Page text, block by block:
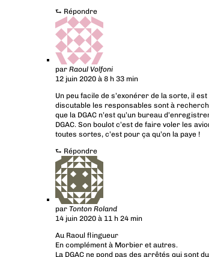
⮑ Répondre
par Raoul Volfoni
12 juin 2020 à 8 h 33 min
Un peu facile de s’exonérer de la sorte, il
discutable les responsables sont à
que la DGAC n’est qu’un bureau
DGAC. Son boulot c’est de faire voler les
toutes sortes, c’est pour ça qu’on la paye !
⮑ Répondre
par Tonton Roland
14 juin 2020 à 11 h 24 min
Au Raoul flingueur
En complément à Morbier et autres.
La DGAC ne pond pas des arrêtés qui sont